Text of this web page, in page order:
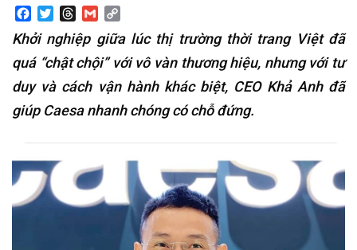
Facebook
TwitterThreads
Gmail
Link
Khởi nghiệp giữa lúc thị trường thời trang Việt đã
quá “chật chội” với vô vàn thương hiệu, nhưng với tư
duy và cách vận hành khác biệt, CEO Khả Anh đã
giúp Caesa nhanh chóng có chỗ đứng.